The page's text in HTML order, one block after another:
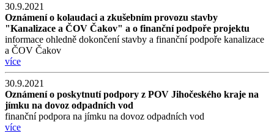
30.9.2021
Oznámení o kolaudaci a zkušebním provozu stavby
"Kanalizace a ČOV Čakov" a o finanční podpoře projektu
informace ohledně dokončení stavby a finanční podpoře kanalizace
a ČOV Čakov
více
30.9.2021
Oznámení o poskytnutí podpory z POV Jihočeského kraje na
jímku na dovoz odpadních vod
finanční podpora na jímku na dovoz odpadních vod
více